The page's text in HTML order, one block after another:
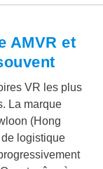
AMVR et
VR les plus
La marque
(Hong
logistique